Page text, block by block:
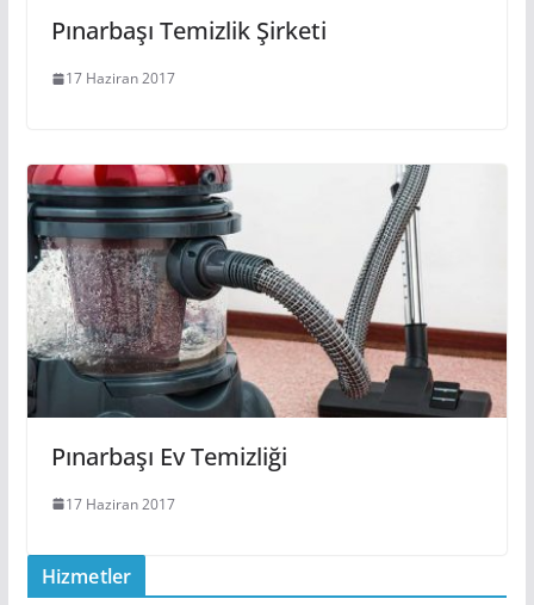
Pınarbaşı Temizlik Şirketi
17 Haziran 2017
Pınarbaşı Ev Temizliği
17 Haziran 2017
Hizmetler